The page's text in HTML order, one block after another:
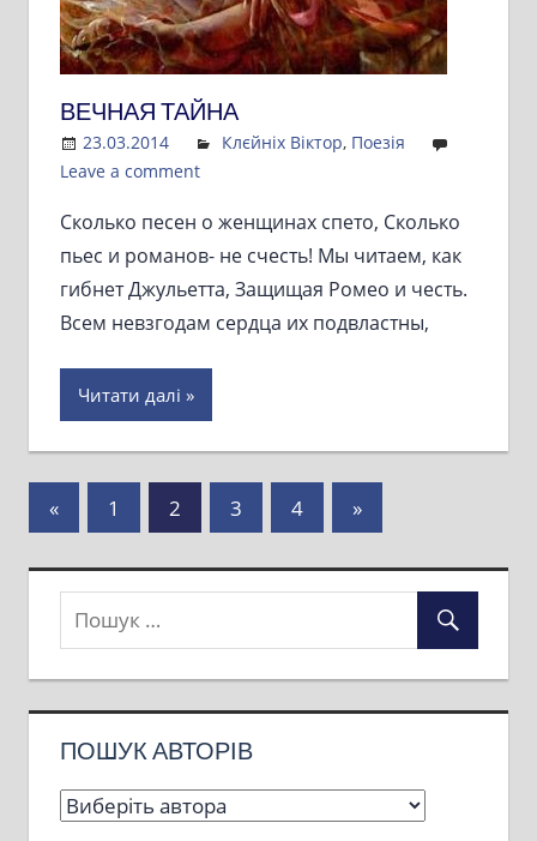
ВЕЧНАЯ ТАЙНА
23.03.2014 Admin
Клєйніх Віктор, Поезія
Leave a comment
Сколько песен о женщинах спето, Сколько
пьес и романов- не счесть! Мы читаем, как
гибнет Джульетта, Защищая Ромео и честь.
Всем невзгодам сердца их подвластны,
Читати далі
Пагінація
«Previous
Posts
1 2 3 4
Next
Posts
»
ПОШУК АВТОРІВ